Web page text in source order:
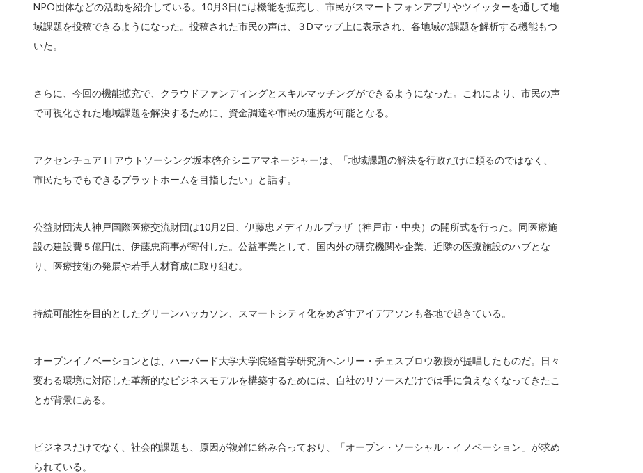
NPO団体などの活動を紹介している。10月3日には機能を拡充し、市民がスマートフォンアプリやツイッターを通して地
域課題を投稿できるようになった。投稿された市民の声は、３Dマップ上に表示され、各地域の課題を解析する機能もつ
いた。
さらに、今回の機能拡充で、クラウドファンディングとスキルマッチングができるようになった。これにより、市民の声
で可視化された地域課題を解決するために、資金調達や市民の連携が可能となる。
アクセンチュア ITアウトソーシング坂本啓介シニアマネージャーは、「地域課題の解決を行政だけに頼るのではなく、
市民たちでもできるプラットホームを目指したい」と話す。
公益財団法人神戸国際医療交流財団は10月2日、伊藤忠メディカルプラザ（神戸市・中央）の開所式を行った。同医療施
設の建設費５億円は、伊藤忠商事が寄付した。公益事業として、国内外の研究機関や企業、近隣の医療施設のハブとな
り、医療技術の発展や若手人材育成に取り組む。
持続可能性を目的としたグリーンハッカソン、スマートシティ化をめざすアイデアソンも各地で起きている。
オープンイノベーションとは、ハーバード大学大学院経営学研究所ヘンリー・チェスブロウ教授が提唱したものだ。日々
変わる環境に対応した革新的なビジネスモデルを構築するためには、自社のリソースだけでは手に負えなくなってきたこ
とが背景にある。
ビジネスだけでなく、社会的課題も、原因が複雑に絡み合っており、「オープン・ソーシャル・イノベーション」が求め
られている。